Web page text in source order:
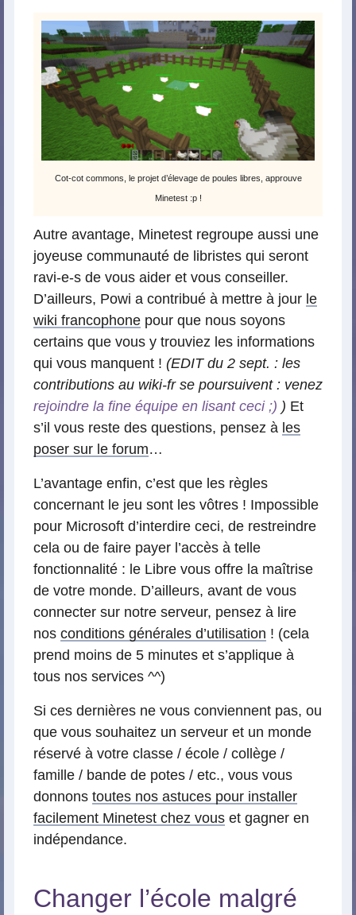
Cot-cot commons, le projet d’élevage de poules libres, approuve
Minetest :p !
Autre avantage, Minetest regroupe aussi une
joyeuse communauté de libristes qui seront
ravi-e-s de vous aider et vous conseiller.
D’ailleurs, Powi a contribué à mettre à jour le
wiki francophone pour que nous soyons
certains que vous y trouviez les informations
qui vous manquent ! (EDIT du 2 sept. : les
contributions au wiki-fr se poursuivent : venez
rejoindre la fine équipe en lisant ceci ;) ) Et
s’il vous reste des questions, pensez à les
poser sur le forum…
L’avantage enfin, c’est que les règles
concernant le jeu sont les vôtres ! Impossible
pour Microsoft d’interdire ceci, de restreindre
cela ou de faire payer l’accès à telle
fonctionnalité : le Libre vous offre la maîtrise
de votre monde. D’ailleurs, avant de vous
connecter sur notre serveur, pensez à lire
nos conditions générales d’utilisation ! (cela
prend moins de 5 minutes et s’applique à
tous nos services ^^)
Si ces dernières ne vous conviennent pas, ou
que vous souhaitez un serveur et un monde
réservé à votre classe / école / collège /
famille / bande de potes / etc., vous vous
donnons toutes nos astuces pour installer
facilement Minetest chez vous et gagner en
indépendance.
Changer l’école malgré